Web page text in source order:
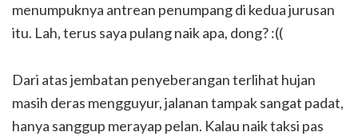
menumpuknya antrean penumpang di kedua jurusan
itu. Lah, terus saya pulang naik apa, dong? :((
Dari atas jembatan penyeberangan terlihat hujan
masih deras mengguyur, jalanan tampak sangat padat,
hanya sanggup merayap pelan. Kalau naik taksi pas